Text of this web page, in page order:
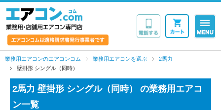
業務用エアコンのエアコンコム 業務用エアコンを選ぶ
2馬力
壁掛形 シングル（同時）
2馬力 壁掛形 シングル（同時） の業務用エアコ
ン一覧